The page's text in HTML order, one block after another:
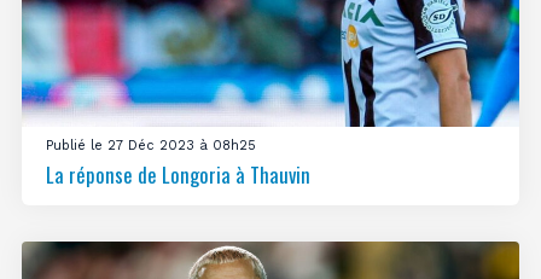
Publié le 27 Déc 2023 à 08h25
La réponse de Longoria à Thauvin